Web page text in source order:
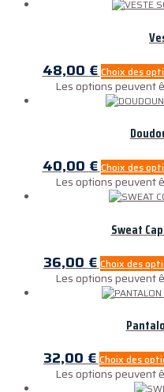
48,00€ Choix des
Les options peuvent
40,00€ Choix des
Les options peuvent
Sweat
36,00€ Choix des
Les options peuvent
32,00€ Choix des
Les options peuvent